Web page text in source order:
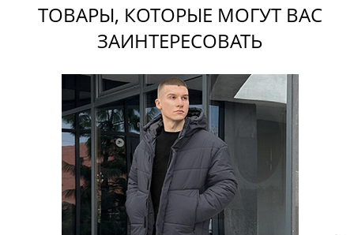
ТОВАРЫ, КОТОРЫЕ МОГУТ ВАС
ЗАИНТЕРЕСОВАТЬ